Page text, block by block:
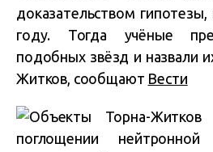
доказательством
году. Тогда учёные
подобных звёзд и назвали
Житков, сообщают Вести